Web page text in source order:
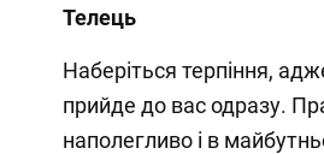
Телець
Наберіться терпіння,
прийде до вас одразу.
наполегливо і в